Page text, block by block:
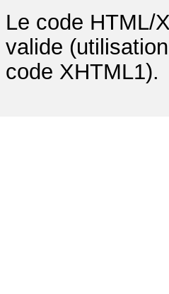
Le code HTML/
valide
code XHTML1).